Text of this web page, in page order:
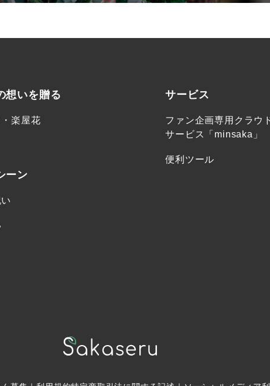
想いを贈る
楽屋花
ーン
サービス
ファン企画専用クラウ
サービス「minsaka」
便利ツール